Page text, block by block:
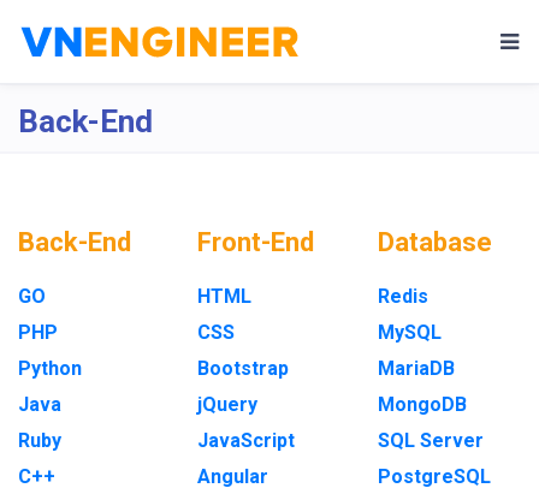
Back-End
Back-End
GO
PHP
Python
Java
Ruby
C++
Front-End
HTML
CSS
Bootstrap
jQuery
JavaScript
Angular
Database
Redis
MySQL
MariaDB
MongoDB
SQL Server
PostgreSQL